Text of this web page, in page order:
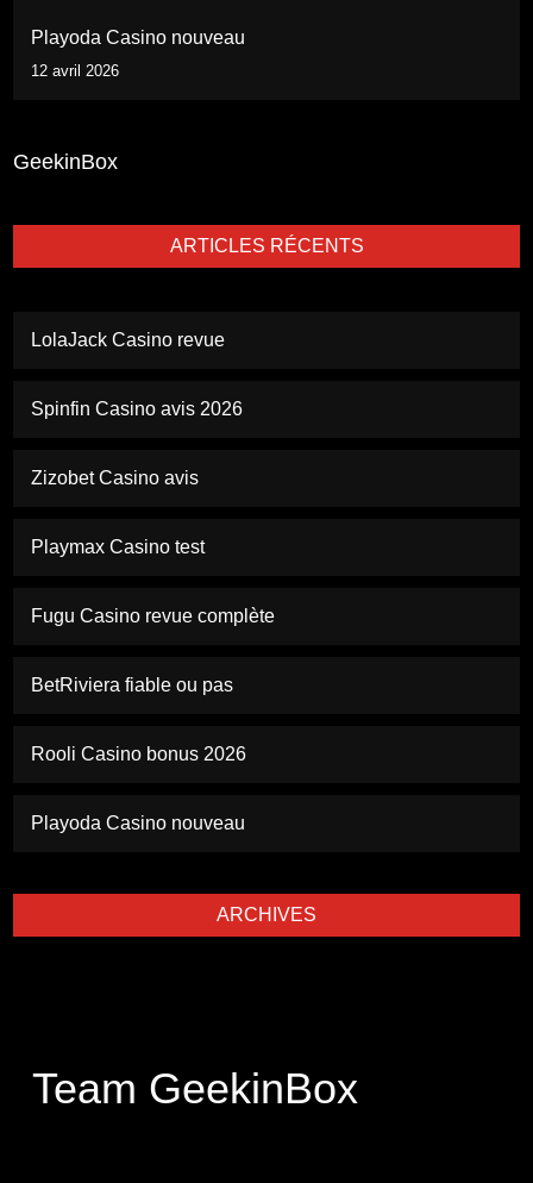
Playoda Casino nouveau
12 avril 2026
GeekinBox
ARTICLES RÉCENTS
LolaJack Casino revue
Spinfin Casino avis 2026
Zizobet Casino avis
Playmax Casino test
Fugu Casino revue complète
BetRiviera fiable ou pas
Rooli Casino bonus 2026
Playoda Casino nouveau
ARCHIVES
Team GeekinBox